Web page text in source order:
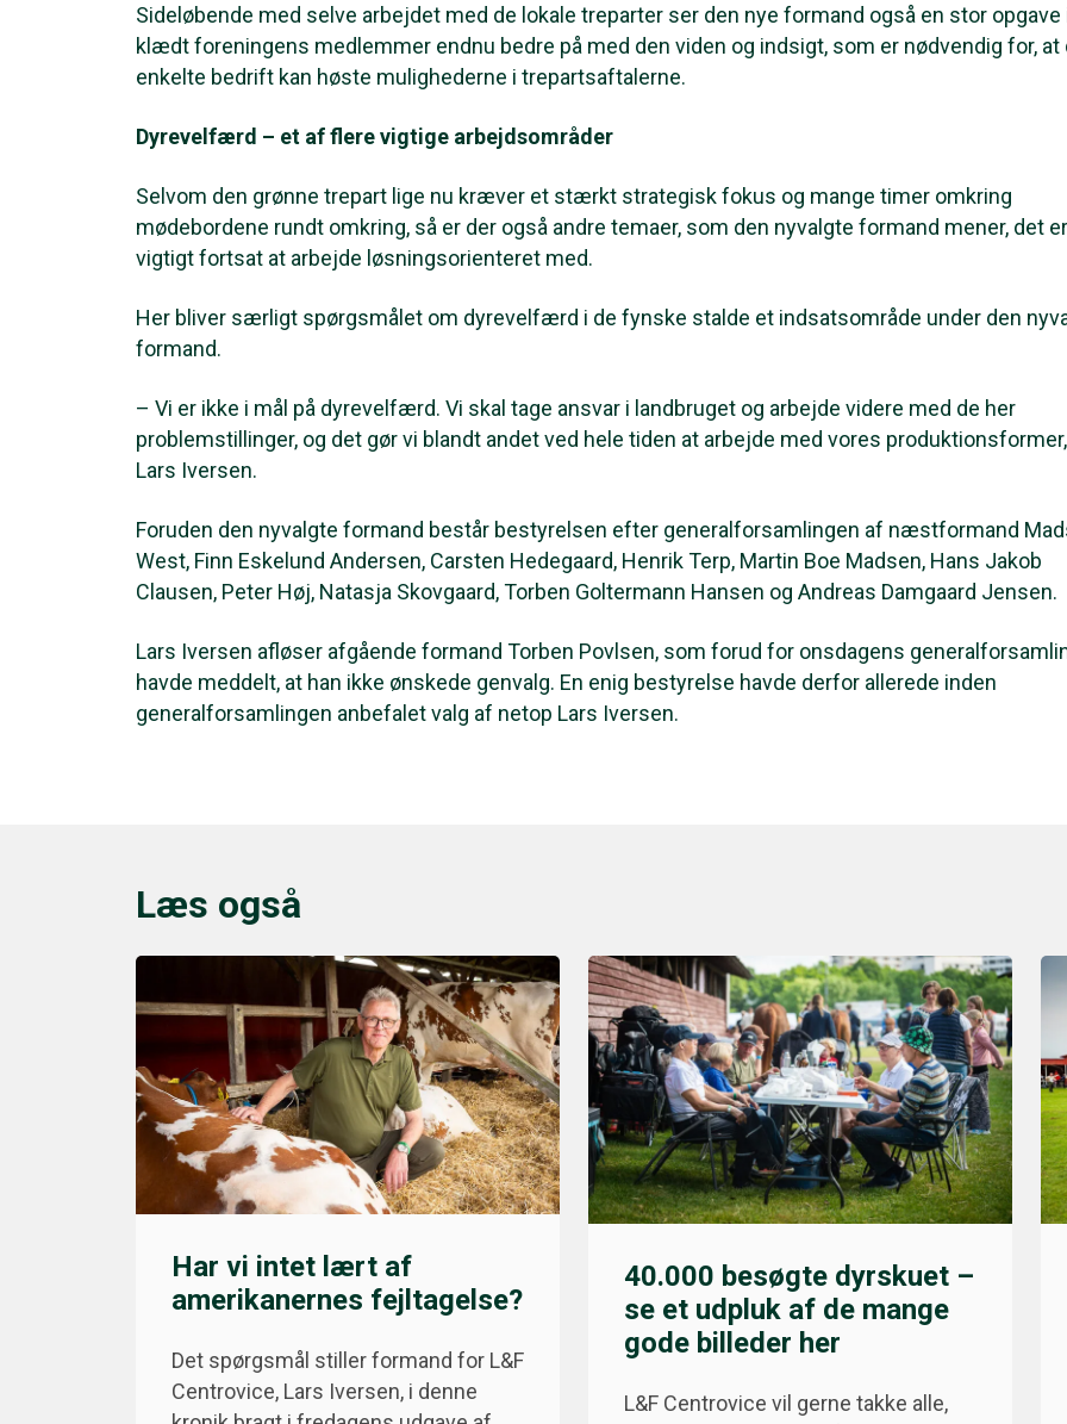
Sideløbende med selve arbejdet med de lokale treparter ser den nye formand også en stor opgave
klædt foreningens medlemmer endnu bedre på med den viden og indsigt, som er nødvendig for, at
enkelte bedrift kan høste mulighederne i trepartsaftalerne.
Dyrevelfærd – et af flere vigtige arbejdsområder
Selvom den grønne trepart lige nu kræver et stærkt strategisk fokus og mange timer omkring
mødebordene rundt omkring, så er der også andre temaer, som den nyvalgte formand mener, det er
vigtigt fortsat at arbejde løsningsorienteret med.
Her bliver særligt spørgsmålet om dyrevelfærd i de fynske stalde et indsatsområde under den
formand.
– Vi er ikke i mål på dyrevelfærd. Vi skal tage ansvar i landbruget og arbejde videre med de her
problemstillinger, og det gør vi blandt andet ved hele tiden at arbejde med vores
Lars Iversen.
Foruden den nyvalgte formand består bestyrelsen efter generalforsamlingen af næstformand
West, Finn Eskelund Andersen, Carsten Hedegaard, Henrik Terp, Martin Boe Madsen, Hans Jakob
Clausen, Peter Høj, Natasja Skovgaard, Torben Goltermann Hansen og Andreas Damgaard Jensen.
Lars Iversen afløser afgående formand Torben Povlsen, som forud for onsdagens
havde meddelt, at han ikke ønskede genvalg. En enig bestyrelse havde derfor allerede inden
generalforsamlingen anbefalet valg af netop Lars Iversen.
Læs også
Har vi intet lært af
amerikanernes fejltagelse?
Det spørgsmål stiller formand for L&F
Centrovice, Lars Iversen, i denne
40.000 besøgte dyrskuet –
se et udpluk af de mange
gode billeder her
L&F Centrovice vil gerne takke alle,